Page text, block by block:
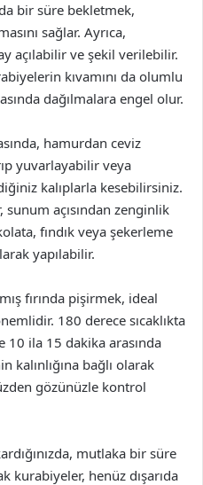
bir süre bekletmek,
sağlar. Ayrıca,
açılabilir ve şekil verilebilir.
kıvamını da olumlu
dağılmalara engel olur.
hamurdan ceviz
yuvarlayabilir veya
kalıplarla kesebilirsiniz.
açısından zenginlik
fındık veya şekerleme
yapılabilir.
fırında pişirmek, ideal
180 derece sıcaklıkta
ila 15 dakika arasında
kalınlığına bağlı olarak
gözünüzle kontrol
mutlaka bir süre
kurabiyeler, henüz dışarıda